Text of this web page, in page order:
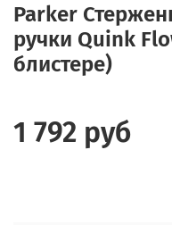
Parker
ручки Quink Flow (3шт),
блистере)
1 792 руб